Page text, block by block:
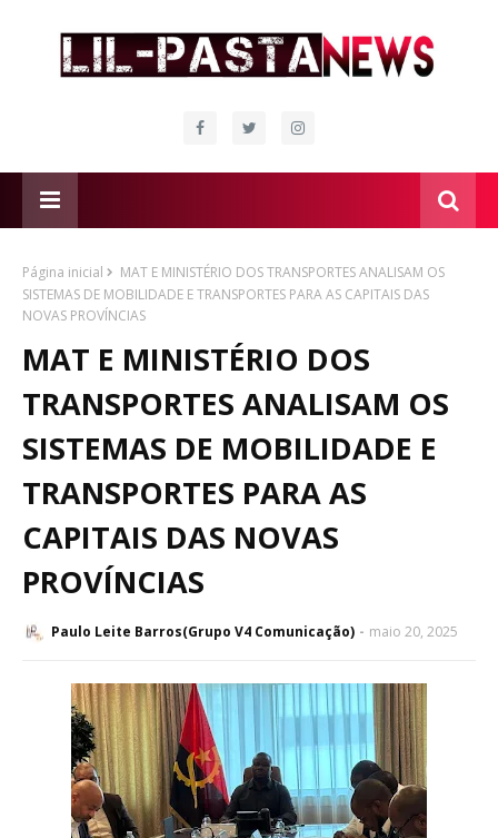
Página inicial
MAT E MINISTÉRIO DOS TRANSPORTES ANALISAM OS
SISTEMAS DE MOBILIDADE E TRANSPORTES PARA AS CAPITAIS DAS
NOVAS PROVÍNCIAS
MAT E MINISTÉRIO DOS
TRANSPORTES ANALISAM OS
SISTEMAS DE MOBILIDADE E
TRANSPORTES PARA AS
CAPITAIS DAS NOVAS
PROVÍNCIAS
Paulo Leite Barros(Grupo V4 Comunicação) maio 20, 2025